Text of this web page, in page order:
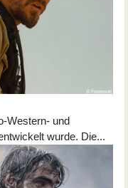
Western- und
wurde. Die...